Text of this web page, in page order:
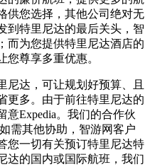
供您选择，其他公司绝对无
到特里尼达的最后关头，智
而为您提供特里尼达酒店的
您尊享多重优惠。
尼达，可让规划好预算、且
更多。由于前往特里尼达的
意Expedia。我们的合作伙
需其他协助，智游网客户
您一切有关预订特里尼达特
达的国内或国际航班，我们